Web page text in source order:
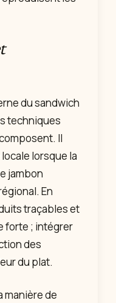
du sandwich
techniques
Il
lorsque la
jambon
En
traçables et
forte ; intégrer
des
du plat.
manière de